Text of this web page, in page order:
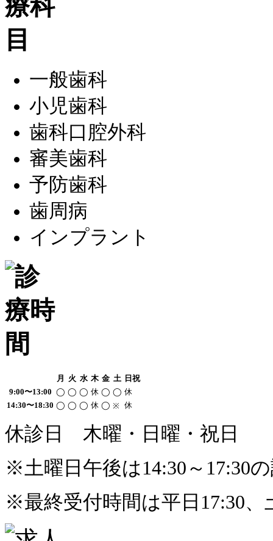
一般歯科
小児歯科
歯科口腔外科
審美歯科
予防歯科
歯周病
インプラント
月 火 水 木 金 土 日祝
9:00〜13:00 ◯ ◯ ◯ 休 ◯ ◯ 休
14:30〜18:30 ◯ ◯ ◯ 休 ◯ ※ 休
休診日
木曜・日曜・祝日
※ 土曜日午後は14:30～17:30
※最終受付時間は平日17:30、